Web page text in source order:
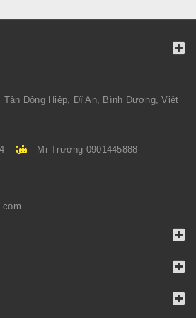
Tân Đông Hiệp, Dĩ An, Bình Dương, Việt
Mr Trường 0901445888